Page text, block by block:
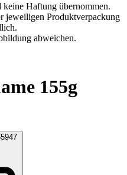
Haftung übernommen.
jeweiligen Produktverpackung
abweichen.
155g